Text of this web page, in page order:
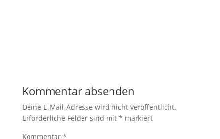
Kommentar absenden
Deine E-Mail-Adresse wird nicht veröffentlicht.
Erforderliche Felder sind mit * markiert
Kommentar *